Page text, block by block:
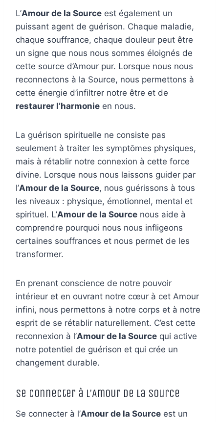
L’Amour de la Source est également un
puissant agent de guérison. Chaque maladie,
chaque souffrance, chaque douleur peut être
un signe que nous nous sommes éloignés de
cette source d’Amour pur. Lorsque nous nous
reconnectons à la Source, nous permettons à
cette énergie d’infiltrer notre être et de
restaurer l’harmonie en nous.
La guérison spirituelle ne consiste pas
seulement à traiter les symptômes physiques,
mais à rétablir notre connexion à cette force
divine. Lorsque nous nous laissons guider par
l’Amour de la Source, nous guérissons à tous
les niveaux : physique, émotionnel, mental et
spirituel. L’Amour de la Source nous aide à
comprendre pourquoi nous nous infligeons
certaines souffrances et nous permet de les
transformer.
En prenant conscience de notre pouvoir
intérieur et en ouvrant notre cœur à cet Amour
infini, nous permettons à notre corps et à notre
esprit de se rétablir naturellement. C’est cette
reconnexion à l’Amour de la Source qui active
notre potentiel de guérison et qui crée un
changement durable.
Se Connecter à l’Amour de la Source
Se connecter à l’Amour de la Source est un